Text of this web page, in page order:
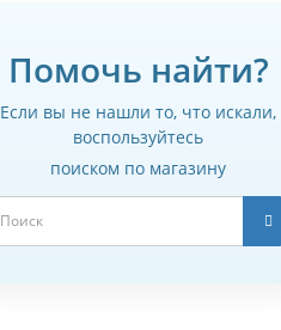
Помочь найти?
Если вы не нашли то, что искали,
воспользуйтесь
поиском по магазину